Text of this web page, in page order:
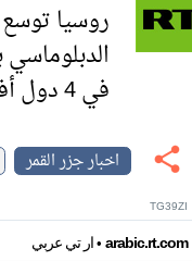
روسيا
في 4 دول أفريقية
اخبار جزر القمر
TG39ZI
ار تي عربي• arabic.rt.com